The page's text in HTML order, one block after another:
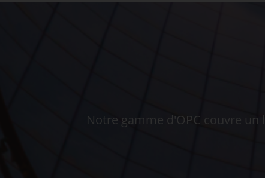
Notre gamme d'OPC couvre un